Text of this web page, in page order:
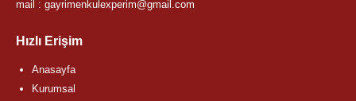
mail : gayrimenkulexperim@gmail.com
Hızlı Erişim
Anasayfa
Kurumsal